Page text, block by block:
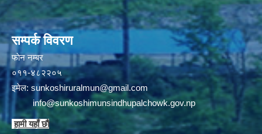
सम्पर्क विवरण
फाेन न‌‍‍‍‌‌म्बर
०११-४८२२०५
इमेल: sunkoshiruralmun@gmail.com
info@sunkoshimunsindhupalchowk.gov.np
हामी यहाँ छाै‌ं